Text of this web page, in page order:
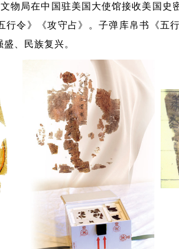
物局在中国驻美国大使馆接收美国史
行令》《攻守占》。子弹库帛书《五
、民族复兴。